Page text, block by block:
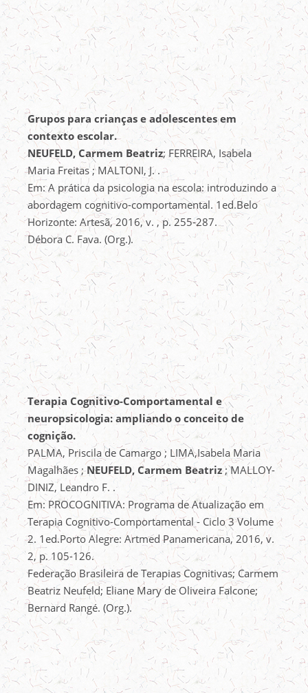
Grupos para crianças e adolescentes em
contexto escolar.
NEUFELD, Carmem Beatriz; FERREIRA, Isabela
Maria Freitas ; MALTONI, J. .
Em: A prática da psicologia na escola: introduzindo a
abordagem cognitivo-comportamental. 1ed.Belo
Horizonte: Artesã, 2016, v. , p. 255-287.
Débora C. Fava. (Org.).
Terapia Cognitivo-Comportamental e
neuropsicologia: ampliando o conceito de
cognição.
PALMA, Priscila de Camargo ; LIMA,Isabela Maria
Magalhães ;NEUFELD, Carmem Beatriz; MALLOY-
DINIZ, Leandro F. .
Em: PROCOGNITIVA: Programa de Atualização em
Terapia Cognitivo-Comportamental - Ciclo 3 Volume
2. 1ed.Porto Alegre: Artmed Panamericana, 2016, v.
2, p. 105-126.
Federação Brasileira de Terapias Cognitivas; Carmem
Beatriz Neufeld; Eliane Mary de Oliveira Falcone;
Bernard Rangé. (Org.).